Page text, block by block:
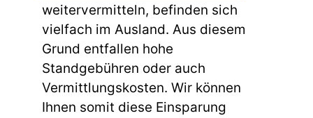
weitervermitteln, befinden sich
vielfach im Ausland. Aus diesem
Grund entfallen hohe
Standgebühren oder auch
Vermittlungskosten. Wir können
Ihnen somit diese Einsparung